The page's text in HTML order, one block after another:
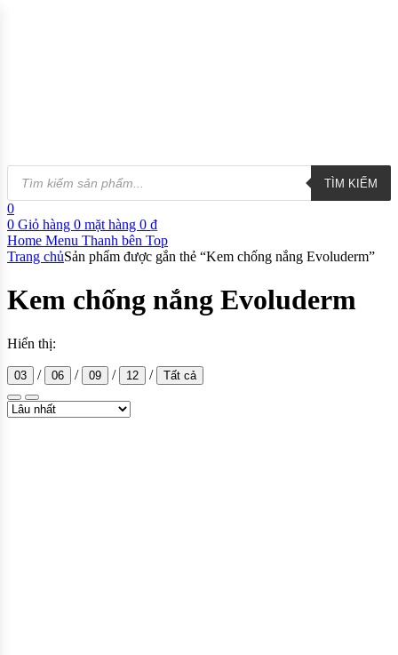
TÌM KIẾM
0
0 Giỏ hàng 0 mặt hàng 0 ₫
Home Menu Thanh bên Top
Trang chủSản phẩm được gắn thẻ “Kem chống nắng Evoluderm”
Kem chống nắng Evoluderm
Hiển thị:
03 / 06 / 09 / 12 / Tất cả